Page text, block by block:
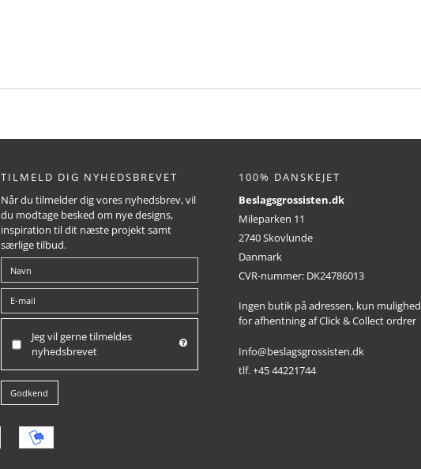
TILMELD DIG NYHEDSBREVET
Når du tilmelder dig vores nyhedsbrev, vil
du modtage besked om nye designs,
inspiration til dit næste projekt samt
særlige tilbud.
Jeg vil gerne tilmeldes
nyhedsbrevet
Godkend
100% DANSKEJET
Beslagsgrossisten.dk
Mileparken 11
2740 Skovlunde
Danmark
CVR-nummer: DK24786013
Ingen butik på adressen, kun mulighed
for afhentning af Click & Collect ordrer
Info@beslagsgrossisten.dk
tlf. +45 44221744